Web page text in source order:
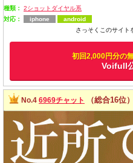
種類：
2ショットダイヤル系
対応：
iphone
android
さっそくこのサイト
初回2,000円分の
Voifull
No.4 6969チャット （総合16位）